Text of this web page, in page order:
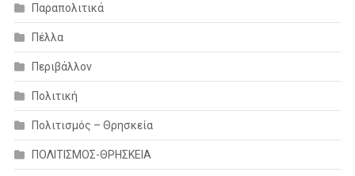
Παραπολιτικά
Πέλλα
Περιβάλλον
Πολιτική
Πολιτισμός – Θρησκεία
ΠΟΛΙΤΙΣΜΟΣ-ΘΡΗΣΚΕΙΑ